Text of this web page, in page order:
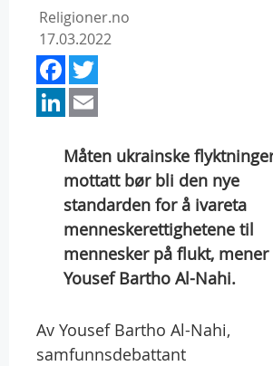
Religioner.no
17.03.2022
Facebook
LinkedIn
Måten ukrainske
mottatt bør bli den nye
standarden for å ivareta
menneskerettighetene til
mennesker på flukt, mener
Yousef Bartho Al-Nahi.
Av Yousef Bartho Al-Nahi,
samfunnsdebattant